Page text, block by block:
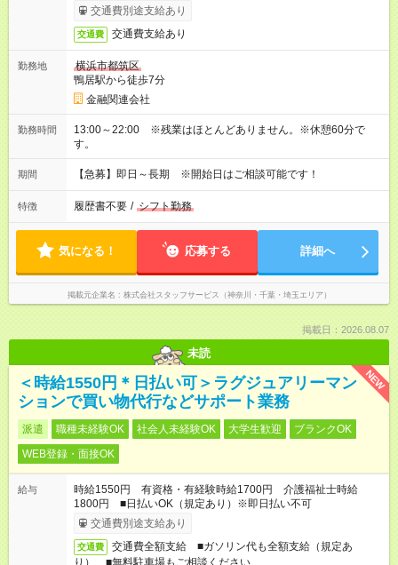
交通費別途支給あり
交通費 交通費支給あり
勤務地
横浜市都筑区
鴨居駅から徒歩7分
金融関連会社
勤務時間
13:00～22:00 ※残業はほとんどありません。※休憩60分で
す。
期間 【急募】即日～長期 ※開始日はご相談可能です！
特徴 履歴書不要 / シフト勤務
気になる！ 応募する 詳細へ
掲載元企業名 株式会社スタッフサービス（神奈川・千葉・埼玉エリア）
掲載日：2026.08.07
未読
NEW
＜時給1550円＊日払い可＞ラグジュアリーマン
ションで買い物代行などサポート業務
派遣 職種未経験OK 社会人未経験OK 大学生歓迎
ブランクOK
WEB登録・面接OK
給与
時給1550円 有資格・有経験時給1700円 介護福祉士時給
1800円 ■日払いOK（規定あり）※即日払い不可
交通費別途支給あり
交通費
交通費全額支給 ■ガソリン代も全額支給（規定あ
り） ■無料駐車場もご相談ください